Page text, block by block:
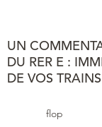
UN
DU RER E :
DE VOS
flop